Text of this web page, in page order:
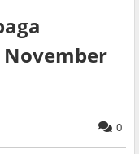
November
0